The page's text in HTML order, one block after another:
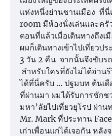
แห่งหนึ่งย่านชานเมือง ที่
room มีห้องนั่งเล่นและครั
ตอนที่แล้วเมื่อเดินทางถึงเ
ผมก็เดินทางเข้าไปเที่ยวปร
3 วัน 2 คืน จากนั้นจึงขับรถ
สำหรับใครที่ยังไม่ได้อ่าน
ได้ที่นี่ครับ … ปฐมบท ต้นเ
ที่ผ่านมา ผมได้รับการชักช
มหา’ลัยไปเที่ยวยุโรป ผ่า
Mr. Mark ที่ประทาน
เก่าเพื่อนแก่ได้เจอกัน หลั